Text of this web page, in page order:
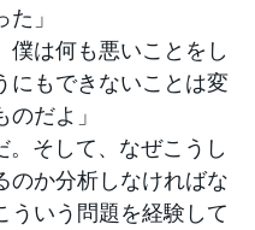
」
僕は何も悪いことをし
にもできないことは変
だよ」
。そして、なぜこうし
のか分析しなければな
ういう問題を経験して